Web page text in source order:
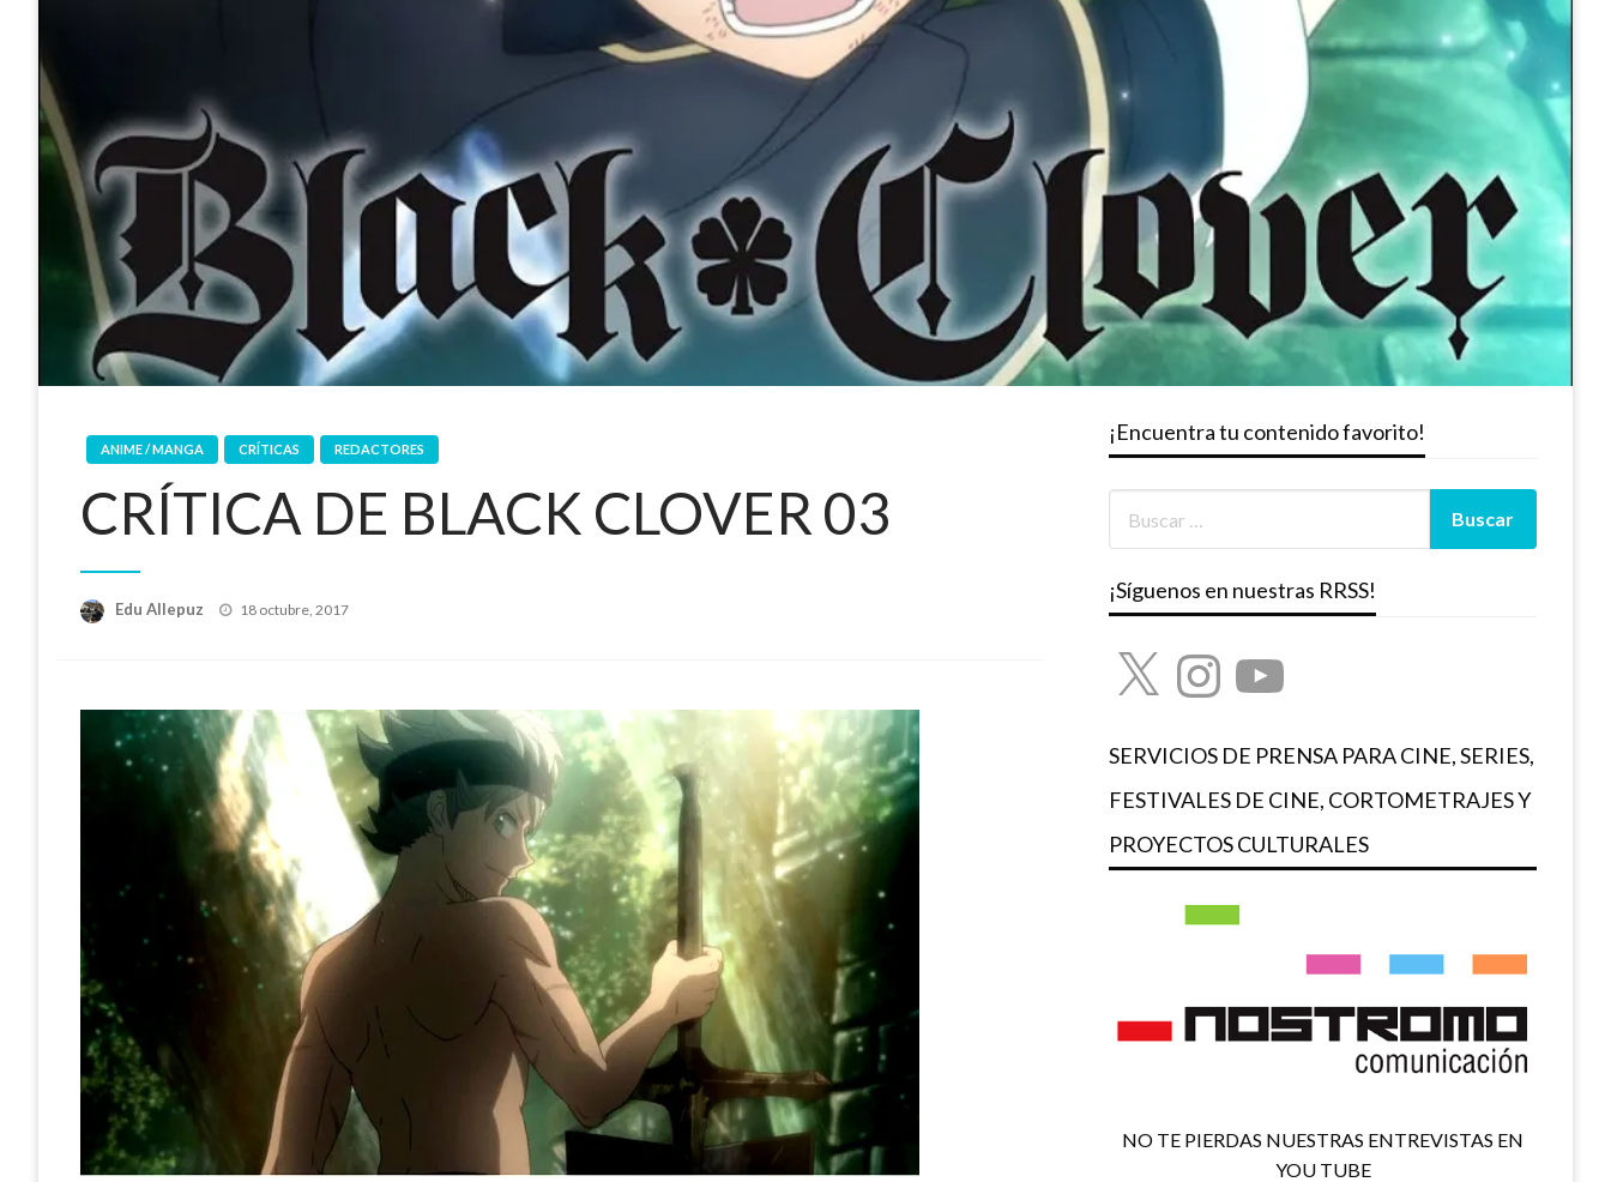
ANIME / MANGA CRÍTICAS REDACTORES
CRÍTICA DE BLACK CLOVER 03
Edu Allepuz
Publicado
18 octubre, 2017
¡Encuentra tu contenido favorito!
¡Síguenos en nuestras RRSS!
X InstagramYouTube
SERVICIOS DE PRENSA PARA CINE, SERIES,
FESTIVALES DE CINE, CORTOMETRAJES Y
PROYECTOS CULTURALES
NO TE PIERDAS NUESTRAS ENTREVISTAS EN
YOU TUBE